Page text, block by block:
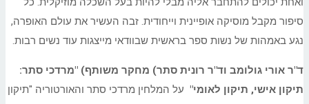
סיפור מקבל מוסיקה אופיינית וייחודית. זבה העשיר את עולם האופרה,
נגע באמהות של נשות ספר בראשית שבוודאי מייצגות עוד נשים רבות.
ד"ר אורי גולומב וד"ר רונית סתר) מחקר משותף) "מרדכי סתר:
תיקון אישי, תיקון לאומי" על המלחין מרדכי סתר והאורטוריה "תיקון